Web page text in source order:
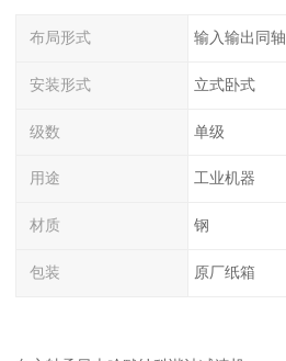
布局形式 输入输出同轴
安装形式 立式卧式
级数 单级
用途 工业机器
材质 钢
包装 原厂纸箱